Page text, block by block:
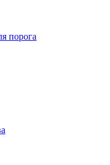
порога